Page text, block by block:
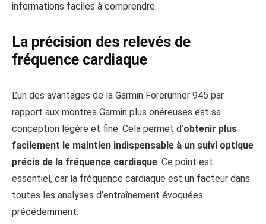
informations faciles à comprendre.
La précision des relevés de
fréquence cardiaque
L’un des avantages de la Garmin Forerunner 945 par
rapport aux montres Garmin plus onéreuses est sa
conception légère et fine. Cela permet d’obtenir plus
facilement le maintien indispensable à un suivi optique
précis de la fréquence cardiaque. Ce point est
essentiel, car la fréquence cardiaque est un facteur dans
toutes les analyses d’entraînement évoquées
précédemment.